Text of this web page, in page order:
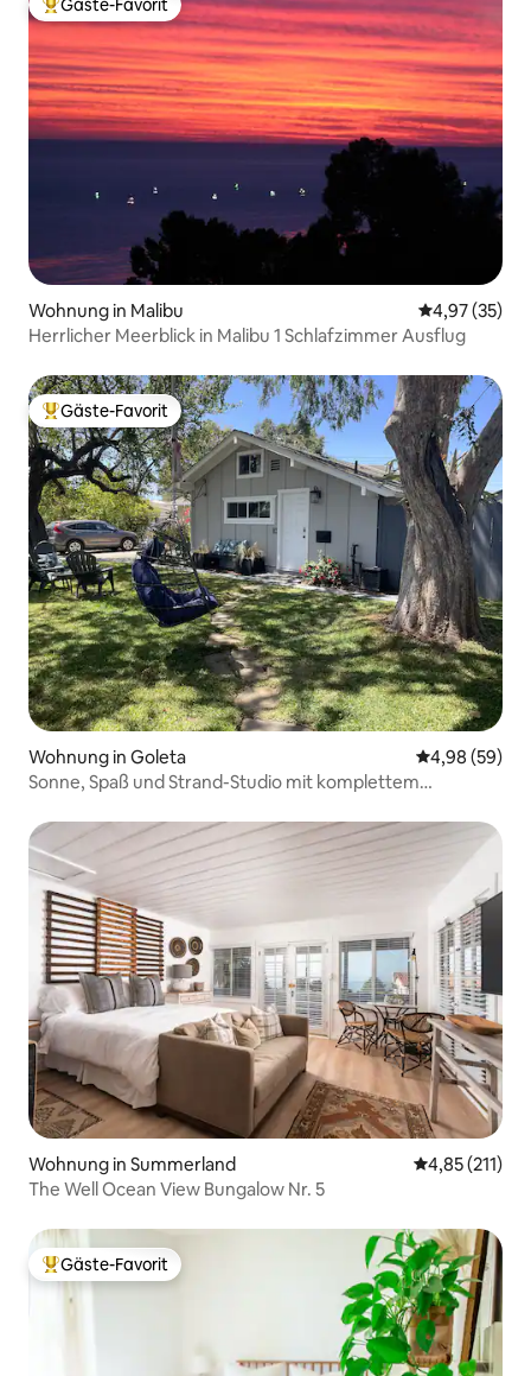
Beliebter Gäste-Favorit.
Wohnung in Malibu
4,97 (35)
Herrlicher Meerblick in Malibu 1 Schlafzimmer Ausflug
Beliebter Gäste-Favorit.
Gäste-Favorit
Wohnung in Goleta
4,98 (59)
Sonne, Spaß und Strand-Studio mit komplettem
Wohnung in Summerland
4,85 (211)
The Well Ocean View Bungalow Nr. 5
Beliebter Gäste-Favorit.
Gäste-Favorit